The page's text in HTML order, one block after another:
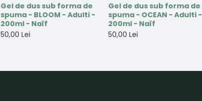
Gel de dus sub forma de
spuma - BLOOM - Adulti -
200ml - Naïf
50,00 Lei
Gel de dus sub forma de
spuma - OCEAN - Adulti -
200ml - Naïf
50,00 Lei